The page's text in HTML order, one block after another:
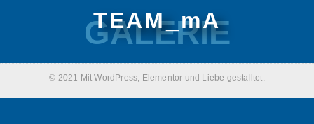
TEAM_mA
GALERIE
© 2021 Mit WordPress, Elementor und Liebe gestalltet.